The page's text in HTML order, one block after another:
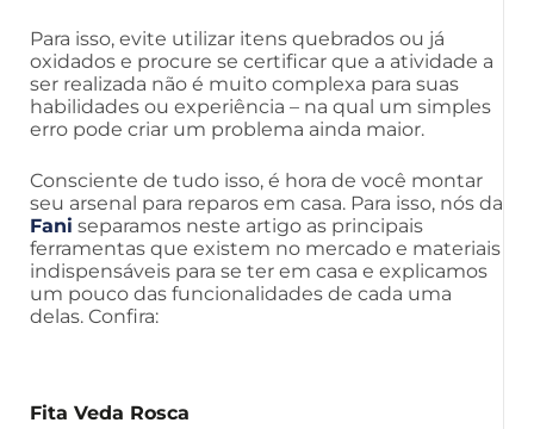
Para isso, evite utilizar itens quebrados ou já
oxidados e procure se certificar que a atividade a
ser realizada não é muito complexa para suas
habilidades ou experiência – na qual um simples
erro pode criar um problema ainda maior.
Consciente de tudo isso, é hora de você montar
seu arsenal para reparos em casa. Para isso, nós da
Fani separamos neste artigo as principais
ferramentas que existem no mercado e materiais
indispensáveis para se ter em casa e explicamos
um pouco das funcionalidades de cada uma
delas. Confira:
Fita Veda Rosca